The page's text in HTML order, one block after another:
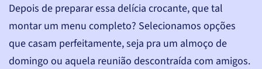
Depois de preparar essa delícia crocante, que tal
montar um menu completo? Selecionamos opções
que casam perfeitamente, seja pra um almoço de
domingo ou aquela reunião descontraída com amigos.